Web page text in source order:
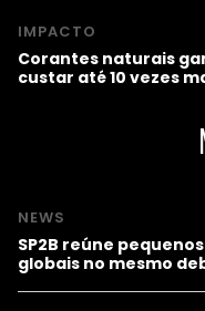
IMPACTO
Corantes naturais
custar até 10 vezes
NEWS
SP2B reúne
globais no mesmo